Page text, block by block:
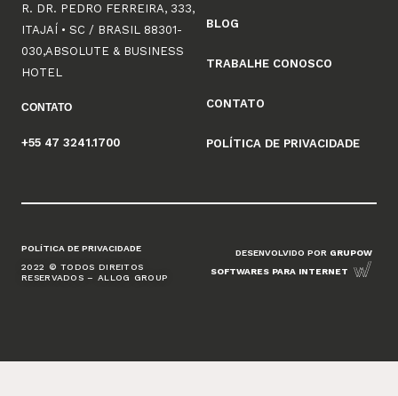
R. DR. PEDRO FERREIRA, 333,
ITAJAÍ • SC / BRASIL 88301-
030,ABSOLUTE & BUSINESS
HOTEL
CONTATO
+55 47 3241.1700
BLOG
TRABALHE CONOSCO
CONTATO
POLÍTICA DE PRIVACIDADE
POLÍTICA DE PRIVACIDADE
2022 © TODOS DIREITOS
RESERVADOS – ALLOG GROUP
DESENVOLVIDO POR GRUPOW
SOFTWARES PARA INTERNET